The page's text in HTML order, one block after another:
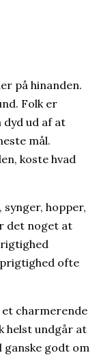
på hinanden.
Folk er
ud af at
mål.
koste hvad
synger, hopper,
det noget at
ofte
charmerende
helst undgår at
godt om